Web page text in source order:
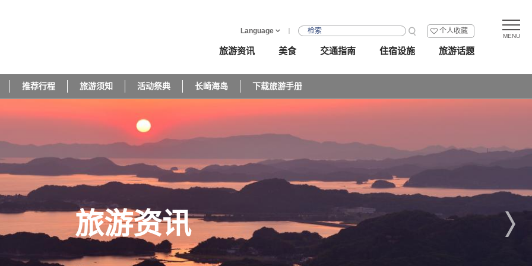
Language 个人收藏
旅游资讯 美食 交通指南 住宿设施 旅游话题
推荐行程 旅游须知 活动祭典 长崎海岛 下载旅游手册
旅游资讯